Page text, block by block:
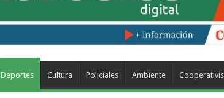
Deportes Cultura Policiales Ambiente